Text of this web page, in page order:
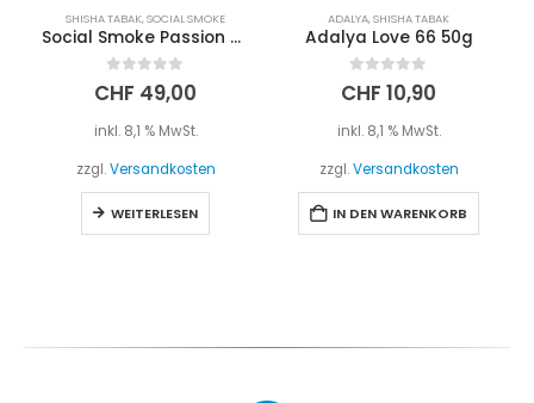
SHISHA TABAK,SOCIAL SMOKE
Social Smoke Passion Cali Peach 250g
0 out of 5
CHF 49,00
inkl. 8,1 % MwSt.
zzgl.Versandkosten
WEITERLESEN
ADALYA,SHISHA TABAK
Adalya Love 66 50g
0out of 5
CHF 10,90
inkl. 8,1 % MwSt.
zzgl.Versandkosten
IN DEN WARENKORB